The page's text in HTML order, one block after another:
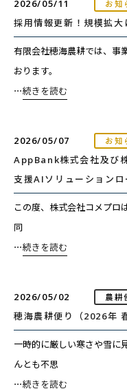
2026/05/11 お知
採用情報更新！規模拡
有限会社穂海農耕では、事
おります。
⋯続きを読む
2026/05/07 お知
AppBank株式会社及び
支援AIソリューション
この度、株式会社コメプロ
同
⋯続きを読む
2026/05/02 農耕
穂海農耕便り（2026年
一時的に厳しい寒さや雪に
んとも不思
⋯続きを読む